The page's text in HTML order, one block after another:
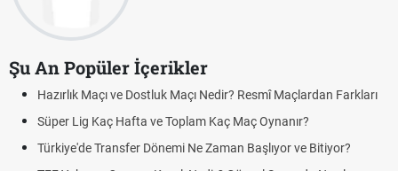
Şu An Popüler İçerikler
Hazırlık Maçı ve Dostluk Maçı Nedir? Resmî Maçlardan Farkları
Süper Lig Kaç Hafta ve Toplam Kaç Maç Oynanır?
Türkiye'de Transfer Dönemi Ne Zaman Başlıyor ve Bitiyor?